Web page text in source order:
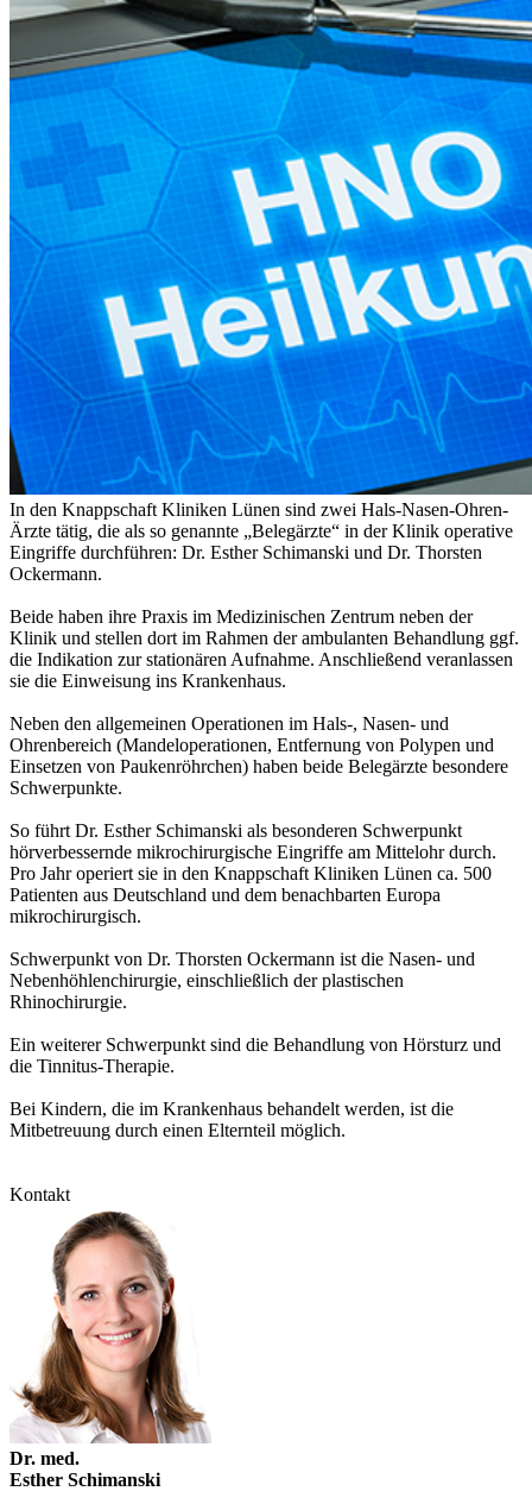
In den Knappschaft Kliniken Lünen sind zwei Hals-Nasen-Ohren-
Ärzte tätig, die als so genannte „Belegärzte“ in der Klinik operative
Eingriffe durchführen: Dr. Esther Schimanski und Dr. Thorsten
Ockermann.
Beide haben ihre Praxis im Medizinischen Zentrum neben der
Klinik und stellen dort im Rahmen der ambulanten Behandlung ggf.
die Indikation zur stationären Aufnahme. Anschließend veranlassen
sie die Einweisung ins Krankenhaus.
Neben den allgemeinen Operationen im Hals-, Nasen- und
Ohrenbereich (Mandeloperationen, Entfernung von Polypen und
Einsetzen von Paukenröhrchen) haben beide Belegärzte besondere
Schwerpunkte.
So führt Dr. Esther Schimanski als besonderen Schwerpunkt
hörverbessernde mikrochirurgische Eingriffe am Mittelohr durch.
Pro Jahr operiert sie in den Knappschaft Kliniken Lünen ca. 500
Patienten aus Deutschland und dem benachbarten Europa
mikrochirurgisch.
Schwerpunkt von Dr. Thorsten Ockermann ist die Nasen- und
Nebenhöhlenchirurgie, einschließlich der plastischen
Rhinochirurgie.
Ein weiterer Schwerpunkt sind die Behandlung von Hörsturz und
die Tinnitus-Therapie.
Bei Kindern, die im Krankenhaus behandelt werden, ist die
Mitbetreuung durch einen Elternteil möglich.
Kontakt
Dr. med.
Esther Schimanski